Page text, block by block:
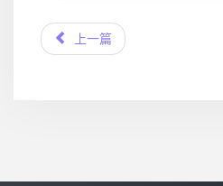
上一篇